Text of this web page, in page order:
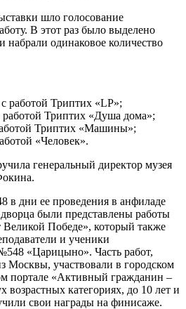
шло голосование
В этот раз было выделено
набрали одинаковое количество
работой Триптих «LP»;
работой Триптих «Душа дома»;
Триптих «Машины»;
«Человек».
генеральный директор музея
в дни ее проведения в анфиладе
были представлены работы
Великой Победе», который также
и ученики
«Царицыно». Часть работ,
Москвы, участвовали в городском
портале «Активный гражданин –
возрастных категориях, до 10 лет и
свои награды на финисаже.